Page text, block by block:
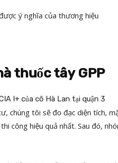
ý nghĩa của thương hiệu
thuốc tây GPP
chúng tôi sẽ đo đạc diện tích,
công hiệu quả nhất. Sau đó,